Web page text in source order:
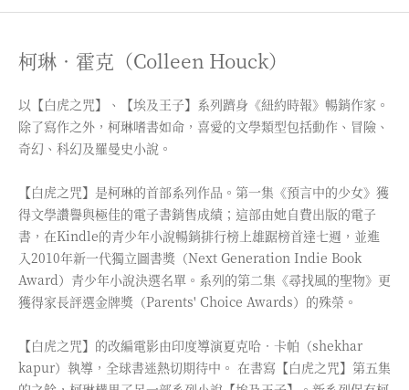
柯琳．霍克（Colleen Houck）
以【白虎之咒】、【埃及王子】系列躋身《紐約時報》暢銷作家。
除了寫作之外，柯琳嗜書如命，喜愛的文學類型包括動作、冒險、
奇幻、科幻及羅曼史小說。
【白虎之咒】是柯琳的首部系列作品。第一集《預言中的少女》獲
得文學讚譽與極佳的電子書銷售成績；這部由她自費出版的電子
書，在Kindle的青少年小說暢銷排行榜上雄踞榜首達七週，並進
入2010年新一代獨立圖書獎（Next Generation Indie Book
Award）青少年小說決選名單。系列的第二集《尋找風的聖物》更
獲得家長評選金牌獎（Parents' Choice Awards）的殊榮。
【白虎之咒】的改編電影由印度導演夏克哈．卡帕（shekhar
kapur）執導，全球書迷熱切期待中。 在書寫【白虎之咒】第五集